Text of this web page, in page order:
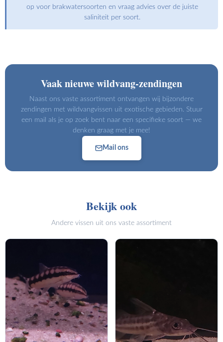
op voor brakwatersoorten en vraag advies over de juiste
saliniteit per soort.
Vaak nieuwe wildvang-zendingen
Naast ons vaste assortiment ontvangen wij bijzondere
zendingen met wildvangvissen uit exotische gebieden. Stuur
een mail als je op zoek bent naar een specifieke soort — we
denken graag met je mee!
Mail ons
Bekijk ook
Andere vissen uit ons vaste assortiment